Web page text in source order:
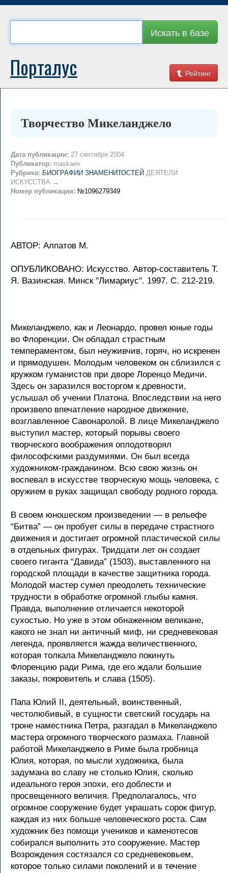
Искать в базе
Рейтинг
Порталус
Творчество Микеланджело
Дата публикации: 27 сентября 2004
Публикатор: maskaev
Рубрика: БИОГРАФИИ ЗНАМЕНИТОСТЕЙ ДЕЯТЕЛИ
ИСКУССТВА →
Номер публикации: №1096279349
АВТОР: Алпатов М.
ОПУБЛИКОВАНО: Искусство. Автор-составитель Т.
Я. Вазинская. Минск "Лимариус". 1997. С. 212-219.
Микеланджело, как и Леонардо, провел юные годы
во Флоренции. Он обладал страстным
темпераментом, был неуживчив, горяч, но искренен
и прямодушен. Молодым человеком он сблизился с
кружком гуманистов при дворе Лоренцо Медичи.
Здесь он заразился восторгом к древности,
услышал об учении Платона. Впоследствии на него
произвело впечатление народное движение,
возглавленное Савонаролой. В лице Микеланджело
выступил мастер, который порывы своего
творческого воображения оплодотворял
философскими раздумиями. Он был всегда
художником-гражданином. Всю свою жизнь он
воспевал в искусстве творческую мощь человека, с
оружием в руках защищал свободу родного города.
В своем юношеском произведении — в рельефе
“Битва” — он пробует силы в передаче страстного
движения и достигает огромной пластической силы
в отдельных фигурах. Тридцати лет он создает
своего гиганта “Давида” (1503), выставленного на
городской площади в качестве защитника города.
Молодой мастер сумел преодолеть технические
трудности в обработке огромной глыбы камня.
Правда, выполнение отличается некоторой
сухостью. Но уже в этом обнаженном великане,
какого не знал ни античный миф, ни средневековая
легенда, проявляется жажда величественного,
которая толкала Микеланджело покинуть
Флоренцию ради Рима, где его ждали большие
заказы, покровитель и слава (1505).
Папа Юлий II, деятельный, воинственный,
честолюбивый, в сущности светский государь на
троне наместника Петра, разгадал в Микеланджело
мастера огромного творческого размаха. Главной
работой Микеланджело в Риме была гробница
Юлия, которая, по мысли художника, была
задумана во славу не столько Юлия, сколько
идеального героя эпохи, его доблести и
просвещенного величия. Предполагалось, что
огромное сооружение будет украшать сорок фигур,
каждая из них больше человеческого роста. Сам
художник без помощи учеников и каменотесов
собирался выполнить это сооружение. Мастер
Возрождения состязался со средневековьем,
которое только силами поколений и в течение